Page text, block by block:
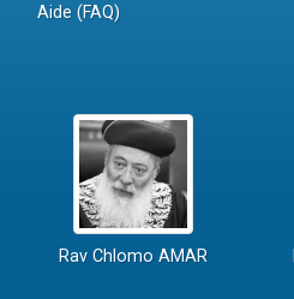
Aide (FAQ)
Rav Chlomo AMAR